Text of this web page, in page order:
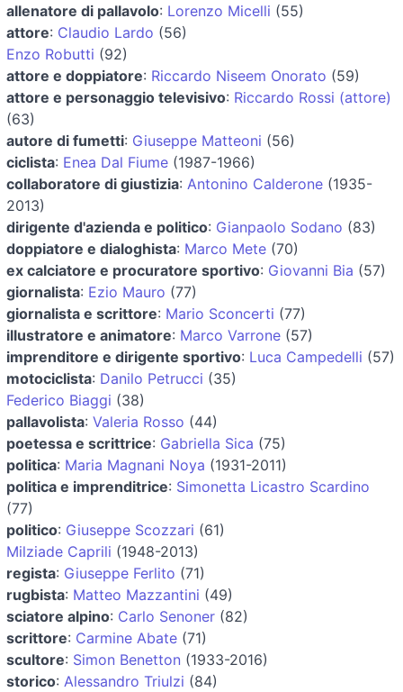
allenatore di pallavolo: Lorenzo Micelli (55)
attore: Claudio Lardo (56)
Enzo Robutti (92)
attore e doppiatore: Riccardo Niseem Onorato (59)
attore e personaggio televisivo: Riccardo Rossi (attore)
(63)
autore di fumetti: Giuseppe Matteoni (56)
ciclista: Enea Dal Fiume (1987-1966)
collaboratore di giustizia: Antonino Calderone (1935-
2013)
dirigente d'azienda e politico: Gianpaolo Sodano (83)
doppiatore e dialoghista: Marco Mete (70)
ex calciatore e procuratore sportivo: Giovanni Bia (57)
giornalista: Ezio Mauro (77)
giornalista e scrittore: Mario Sconcerti (77)
illustratore e animatore: Marco Varrone (57)
imprenditore e dirigente sportivo: Luca Campedelli (57)
motociclista: Danilo Petrucci (35)
Federico Biaggi (38)
pallavolista: Valeria Rosso (44)
poetessa e scrittrice: Gabriella Sica (75)
politica: Maria Magnani Noya (1931-2011)
politica e imprenditrice: Simonetta Licastro Scardino
(77)
politico: Giuseppe Scozzari (61)
Milziade Caprili (1948-2013)
regista: Giuseppe Ferlito (71)
rugbista: Matteo Mazzantini (49)
sciatore alpino: Carlo Senoner (82)
scrittore: Carmine Abate (71)
scultore: Simon Benetton (1933-2016)
storico: Alessandro Triulzi (84)